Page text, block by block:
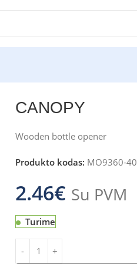
CANOPY
Wooden bottle opener
Produkto kodas: MO9360-40
2.46€ Su PVM
Turime